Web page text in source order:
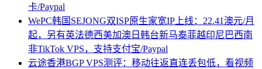
卡/Paypal
WePC韩国SEJONG双ISP原生家宽IP上线：22.41澳元/月
起，另有英法德西美加澳日韩台新马泰菲越印尼巴西南
非TikTok VPS，支持支付宝/Paypal
云途香港BGP VPS测评：移动往返直连丢包低，看视频